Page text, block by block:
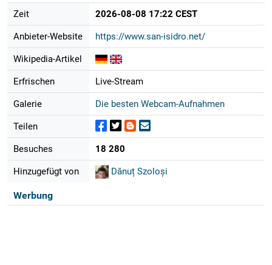
Zeit 2026-08-08 17:22 CEST
Anbieter-Website https://www.san-isidro.net/
Wikipedia-Artikel
Erfrischen Live-Stream
Galerie Die besten Webcam-Aufnahmen
Teilen
Besuches 18 280
Hinzugefügt von Dănuț Szoloși
Werbung